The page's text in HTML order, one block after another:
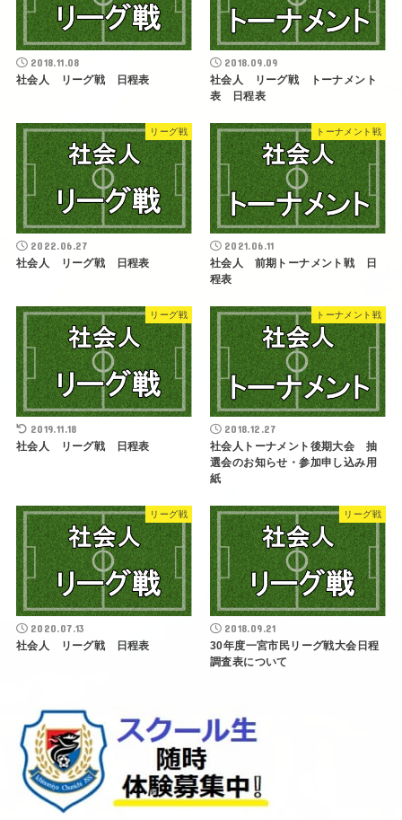
2018.11.08
社会人 リーグ戦 日程表
2018.09.09
社会人 リーグ戦 トーナメント
表 日程表
リーグ戦
2022.06.27
社会人 リーグ戦 日程表
トーナメント戦
2021.06.11
社会人 前期トーナメント戦 日
程表
リーグ戦
2019.11.18
社会人 リーグ戦 日程表
トーナメント戦
2018.12.27
社会人トーナメント後期大会 抽
選会のお知らせ・参加申し込み用
紙
リーグ戦
2020.07.13
社会人 リーグ戦 日程表
リーグ戦
2018.09.21
30年度一宮市民リーグ戦大会日程
調査表について